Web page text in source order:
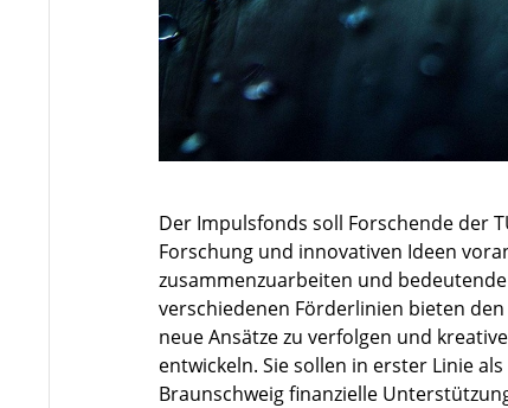
Der Impulsfonds soll Forschende der
Forschung und innovativen Ideen
zusammenzuarbeiten und
verschiedenen Förderlinien bieten
neue Ansätze zu verfolgen und
entwickeln. Sie sollen in erster Linie
Braunschweig finanzielle